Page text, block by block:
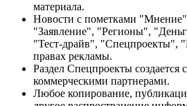
материала.
Новости с пометками
"Заявление", "Регионы",
"Тест-драйв", "Спецпроекты",
правах рекламы.
Раздел Спецпроекты создается
коммерческими партнерами.
Любое копирование,